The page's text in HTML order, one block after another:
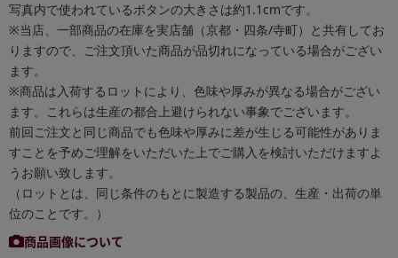
写真内で使われているボタンの大きさは約1.1cmです。
※当店、一部商品の在庫を実店舗（京都・四条/寺町）と共有してお
りますので、ご注文頂いた商品が品切れになっている場合がござい
ます。
※商品は入荷するロットにより、色味や厚みが異なる場合がござい
ます。これらは生産の都合上避けられない事象でございます。
前回ご注文と同じ商品でも色味や厚みに差が生じる可能性がありま
すことを予めご理解をいただいた上でご購入を検討いただけますよ
うお願い致します。
（ロットとは、同じ条件のもとに製造する製品の、生産・出荷の単
位のことです。）
商品画像について